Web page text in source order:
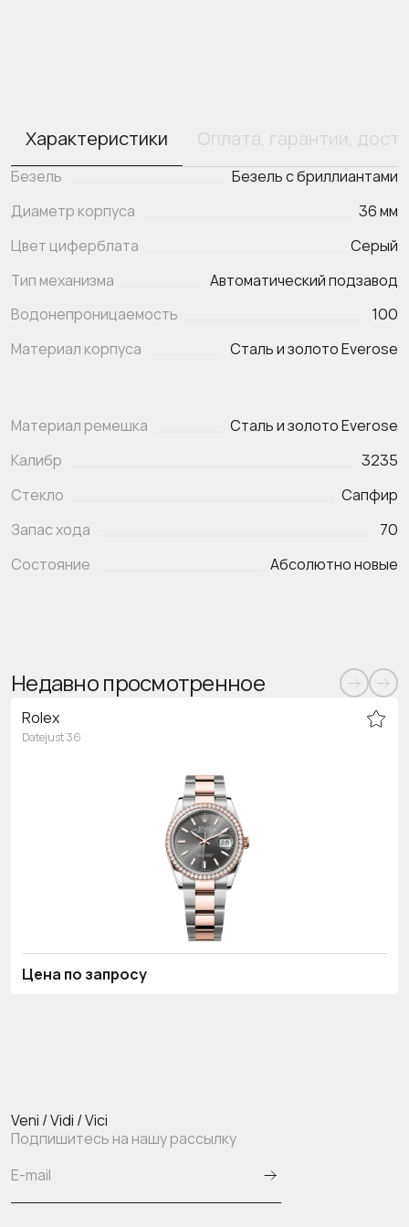
Характеристики Оплата, гарантии,
Безель
Безель с бриллиантами
Диаметр корпуса
36 мм
Цвет циферблата
Серый
Тип механизма
Автоматический подзавод
Водонепроницаемость
100
Материал корпуса
Сталь и золото Everose
Материал ремешка
Сталь и золото Everose
Калибр
3235
Стекло
Сапфир
Запас хода
70
Состояние
Абсолютно новые
Недавно просмотренное
Rolex
Datejust 36
Цена по запросу
Veni / Vidi / Vici
Подпишитесь на нашу рассылку